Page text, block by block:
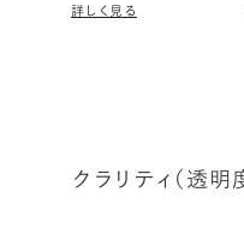
詳しく見る
クラリティ（透